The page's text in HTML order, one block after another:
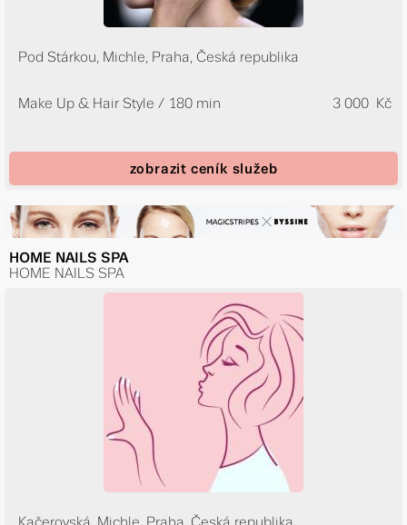
Pod Stárkou, Michle, Praha, Česká republika
Make Up & Hair Style / 180 min 3 000 Kč
zobrazit ceník služeb
HOME NAILS SPA
HOME NAILS SPA
Kačerovská, Michle, Praha, Česká republika